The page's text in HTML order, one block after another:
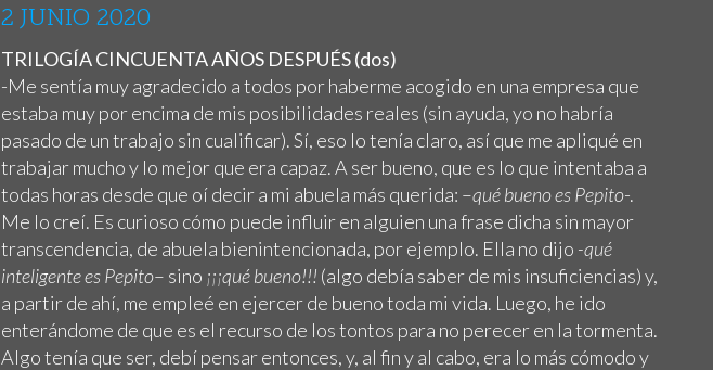
2 JUNIO 2020
TRILOGÍA CINCUENTA AÑOS DESPUÉS (dos)
-Me sentía muy agradecido a todos por haberme acogido en una empresa que
estaba muy por encima de mis posibilidades reales (sin ayuda, yo no habría
pasado de un trabajo sin cualificar). Sí, eso lo tenía claro, así que me apliqué en
trabajar mucho y lo mejor que era capaz. A ser bueno, que es lo que intentaba a
todas horas desde que oí decir a mi abuela más querida: –qué bueno es Pepito-.
Me lo creí. Es curioso cómo puede influir en alguien una frase dicha sin mayor
transcendencia, de abuela bienintencionada, por ejemplo. Ella no dijo -qué
inteligente es Pepito– sino ¡¡¡qué bueno!!! (algo debía saber de mis insuficiencias) y,
a partir de ahí, me empleé en ejercer de bueno toda mi vida. Luego, he ido
enterándome de que es el recurso de los tontos para no perecer en la tormenta.
Algo tenía que ser, debí pensar entonces, y, al fin y al cabo, era lo más cómodo y